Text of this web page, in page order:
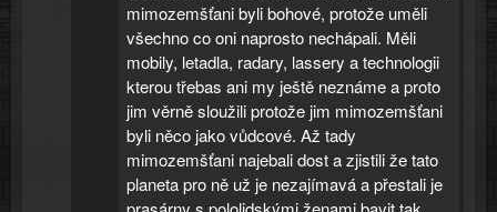
mimozemšťani byli bohové, protože uměli
všechno co oni naprosto nechápali. Měli
mobily, letadla, radary, lassery a technologii
kterou třebas ani my ještě neznáme a proto
jim věrně sloužili protože jim mimozemšťani
byli něco jako vůdcové. Až tady
mimozemšťani najebali dost a zjistili že tato
planeta pro ně už je nezajímavá a přestali je